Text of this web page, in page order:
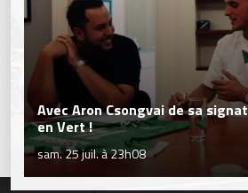
Avec Aron Csongvai de sa
en Vert !
sam. 25 juil. à 23h08